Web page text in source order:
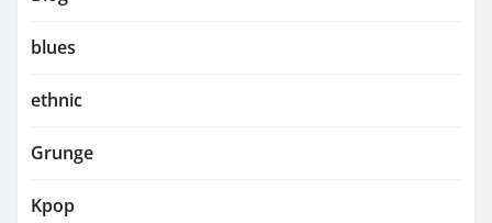
blues
ethnic
Grunge
Kpop